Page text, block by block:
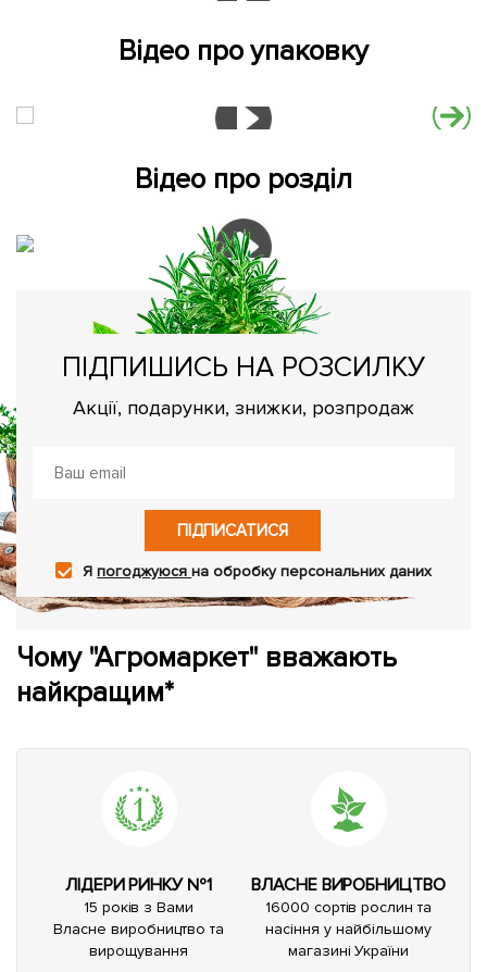
Відео про упаковку
Відео про розділ
ПІДПИШИСЬ НА РОЗСИЛКУ
Акції, подарунки, знижки, розпродаж
ПІДПИСАТИСЯ
Япогоджуюсяна обробку персональних даних
Чому "Агромаркет" вважають
найкращим*
ЛІДЕРИ РИНКУ №1
15 років з Вами
Власне виробництво та
вирощування
ВЛАСНЕ ВИРОБНИЦТВО
16000 сортів рослин та
насіння у найбільшому
магазині України